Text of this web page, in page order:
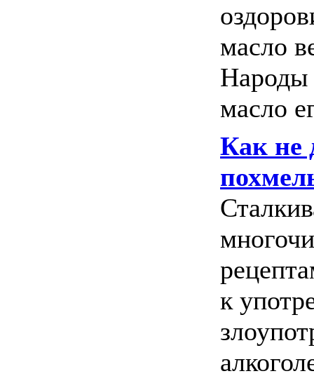
масло
Народы
масло
Как не
к